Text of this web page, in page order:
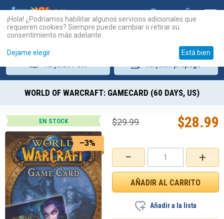
WORLD OF WARCRAFT: GAMECARD (60 DAYS, US)
EN STOCK
–3%
+
−
$28.99
$29.99
Añadir a la lista
¡Hola! ¿Podríamos habilitar algunos servicios adicionales que
requieren cookies? Siempre puede cambiar o retirar su
consentimiento más adelante.
Dejame elegir Está bien